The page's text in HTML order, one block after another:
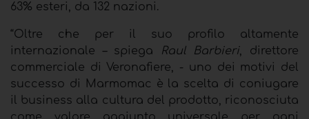
63% esteri, da 132 nazioni.
“Oltre che per il suo profilo altamente
internazionale – spiega
Raul Barbieri, direttore
commerciale di Veronafiere, - uno dei motivi del
successo di Marmomac è la scelta di coniugare
il business alla cultura del prodotto, riconosciuta